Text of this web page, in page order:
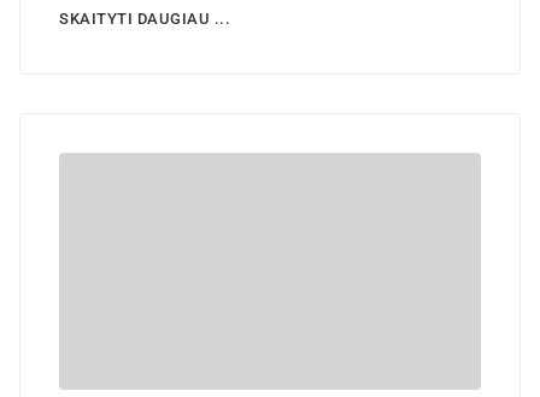
SKAITYTI DAUGIAU ...